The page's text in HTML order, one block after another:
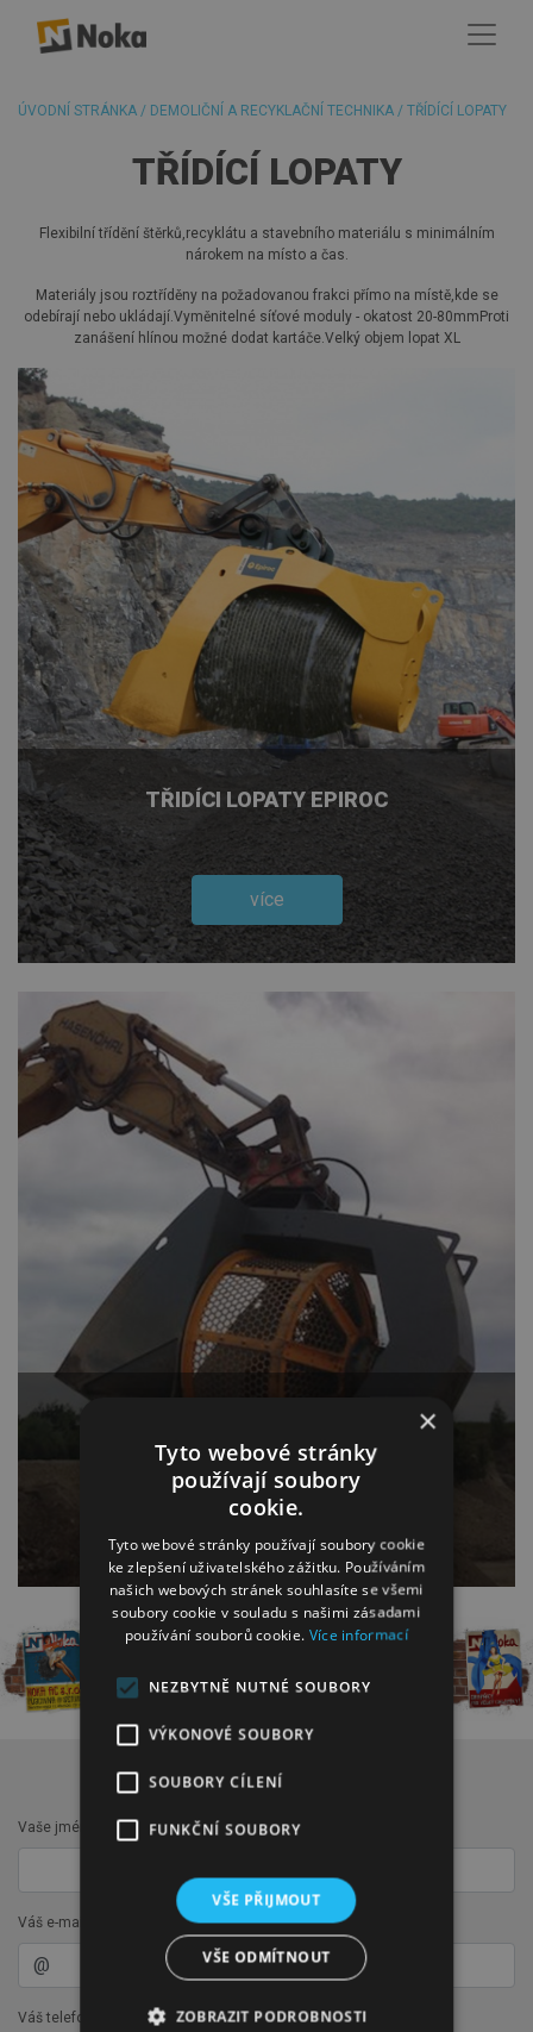
ÚVODNÍ STRÁNKA / DEMOLIČNÍ A RECYKLAČNÍ TECHNIKA / TŘÍDÍCÍ LOPATY
TŘÍDÍCÍ LOPATY
Flexibilní třídění štěrků,recyklátu a stavebního materiálu s minimálním
nárokem na místo a čas.
Materiály jsou roztříděny na požadovanou frakci přímo na místě,kde se
odebírají nebo ukládají.Vyměnitelné síťové moduly - okatost 20-80mmProti
zanášení hlínou možné dodat kartáče.Velký objem lopat XL
TŘIDÍCI LOPATY EPIROC
více
Flexibilní třídění štěrků,recyklátu a stavebního materiálu
s minimálním nárokem na místo a čas
více
KONTAKTNÍ FORMULÁŘ
Vaše jméno a příjmení:
Váš e-mail:
Váš telefon:
×
Tyto webové stránky
používají soubory
cookie.
Tyto webové stránky používají soubory cookie
ke zlepšení uživatelského zážitku. Používáním
našich webových stránek souhlasíte se všemi
soubory cookie v souladu s našimi zásadami
používání souborů cookie. Více informací
NEZBYTNĚ NUTNÉ SOUBORY
VÝKONOVÉ SOUBORY
SOUBORY CÍLENÍ
FUNKČNÍ SOUBORY
VŠE PŘIJMOUT
VŠE ODMÍTNOUT
ZOBRAZIT PODROBNOSTI